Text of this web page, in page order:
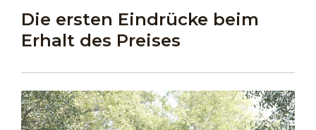
Die ersten Eindrücke beim
Erhalt des Preises